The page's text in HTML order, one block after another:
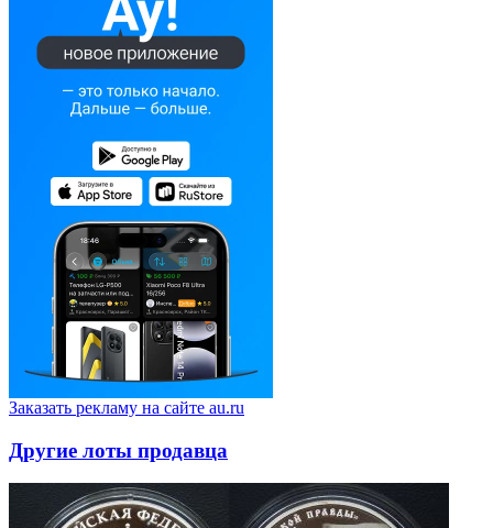
Заказать рекламу на сайте au.ru
Другие лоты продавца